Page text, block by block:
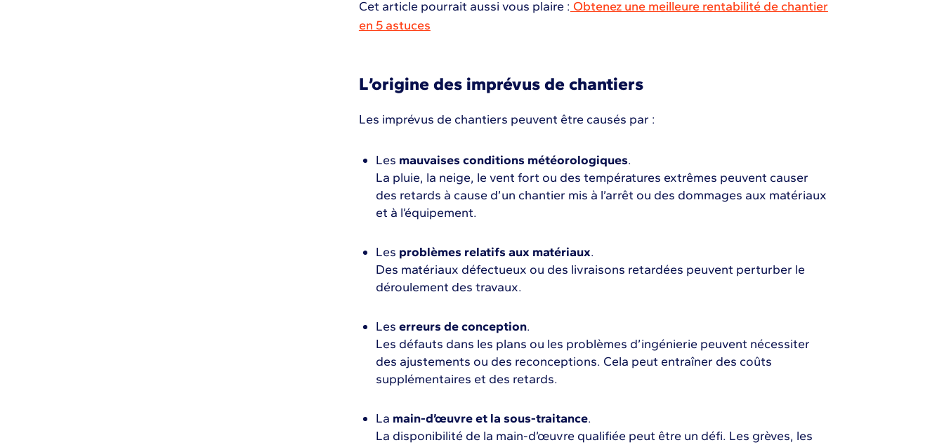
Cet article pourrait aussi vous plaire : Obtenez une meilleure rentabilité de chantier
en 5 astuces
L’origine des imprévus de chantiers
Les imprévus de chantiers peuvent être causés par :
Les mauvaises conditions météorologiques.
La pluie, la neige, le vent fort ou des températures extrêmes peuvent causer
des retards à cause d’un chantier mis à l’arrêt ou des dommages aux matériaux
et à l’équipement.
Les problèmes relatifs aux matériaux.
Des matériaux défectueux ou des livraisons retardées peuvent perturber le
déroulement des travaux.
Les erreurs de conception.
Les défauts dans les plans ou les problèmes d’ingénierie peuvent nécessiter
des ajustements ou des reconceptions. Cela peut entraîner des coûts
supplémentaires et des retards.
La main-d’œuvre et la sous-traitance.
La disponibilité de la main-d’œuvre qualifiée peut être un défi. Les grèves, les